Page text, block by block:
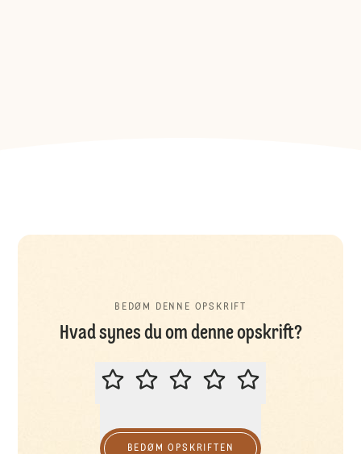
BEDØM DENNE OPSKRIFT
Hvad synes du om denne opskrift?
BEDØM DENNE OPSKRIFT
BEDØM OPSKRIFTEN